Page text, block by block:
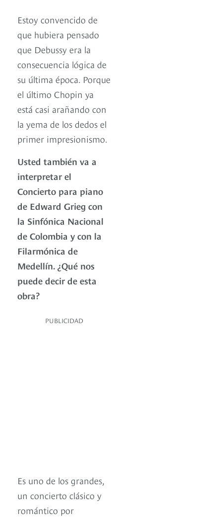
Estoy convencido de
que hubiera pensado
que Debussy era la
consecuencia lógica de
su última época. Porque
el último Chopin ya
está casi arañando con
la yema de los dedos el
primer impresionismo.
Usted también va a
interpretar el
Concierto para piano
de Edward Grieg con
la Sinfónica Nacional
de Colombia y con la
Filarmónica de
Medellín. ¿Qué nos
puede decir de esta
obra?
PUBLICIDAD
Es uno de los grandes,
un concierto clásico y
romántico por